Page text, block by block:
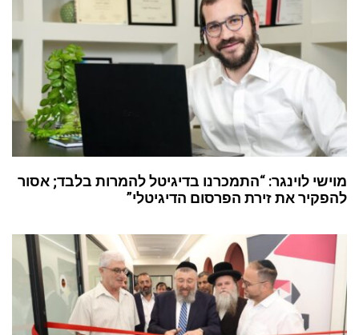
מוישי לוינגר: “התמכרנו בדיגיטל להמרות בלבד; אסור
להפקיר את זירת הפרסום הדיגיטלי”